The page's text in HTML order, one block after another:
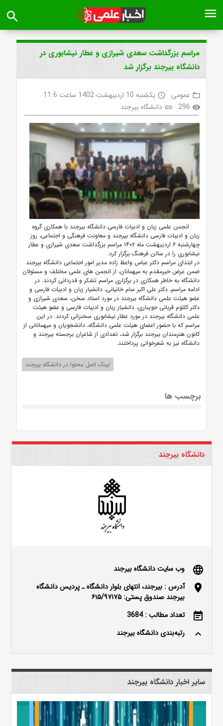
menu
search
مراسم بزرگداشت سعدی شیرازی و عطار نیشابوری در
دانشگاه بیرجند برگزار شد
folder_open عمومی access_time یکشنبه 10 اردیبهشت 1402 ساعت 11:6
visibility
296
link دانشگاه بیرجند
انجمن علمی زبان و ادبیات فارسی دانشگاه بیرجند با همکاری گروه
زبان و ادبیات فارسی دانشگاه بیرجند و معاونت فرهنگی و اجتماعی، روز
چهارشنبه ۶ اردیبهشت ماه ۱۴۰۲ مراسم بزرگداشت سعدی شیرازی و عطار
نیشابوری را در سالن فرهنگ برگزار کرد.
در ابتدای مراسم دکتر عباس واعظ زاده مدیر امور اجتماعی دانشگاه بیرجند
ضمن عرض خیرمقدم به میهمانان، از انجمن های علمی مختلف و مسئولان
دانشگاه به خاطر همکاری در برگزاری مراسم تشکر و قدردانی کردند. در
ادامه مراسم، دکتر علی اکبر سام خانیانی، دانشیار زبان و ادبیات فارسی و
عضو هیئت علمی دانشگاه بیرجند در مورد استاد سخن، سعدی شیرازی و
دکتر کلثوم قربانی جویباری، دانشیار زبان و ادبیات فارسی و عضو هیئت
علمی دانشگاه بیرجند در مورد عطار نیشابوری سخنرانی کردند. در این
مراسم که با حضور اعضای هیئت علمی دانشگاه، دانشجویان و میهمانانی از
کانون هنرمندان بیرجند برگزار شد، تعدادی از شاعران برجسته بیرجند و
دانشگاه نیز به شعرخوانی پرداختند.
لینک اصل محتوا در دانشگاه بیرجند
برچسب ها
دانشگاه بیرجند
language وب سایت دانشگاه بیرجند
location_on
آدرس : بیرجند، انتهای بلوار دانشگاه ـ پردیس دانشگاه
بیرجند صندوق پستی: ۶۱۵/۹۷۱۷۵
event_note تعداد مطالب : 3684
keyboard_arrow_up رتبه‌بندی دانشگاه بیرجند
سایر اخبار دانشگاه بیرجند